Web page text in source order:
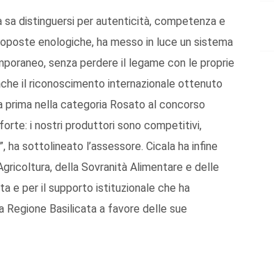
sa distinguersi per autenticità, competenza e
enologiche, ha messo in luce un sistema
senza perdere il legame con le proprie
il riconoscimento internazionale ottenuto
nella categoria Rosato al concorso
forte: i nostri produttori sono competitivi,
sottolineato l’assessore. Cicala ha infine
della Sovranità Alimentare e delle
e per il supporto istituzionale che ha
Basilicata a favore delle sue